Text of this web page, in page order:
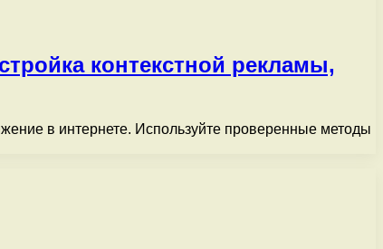
контекстной рекламы,
в интернете. Используйте проверенные методы